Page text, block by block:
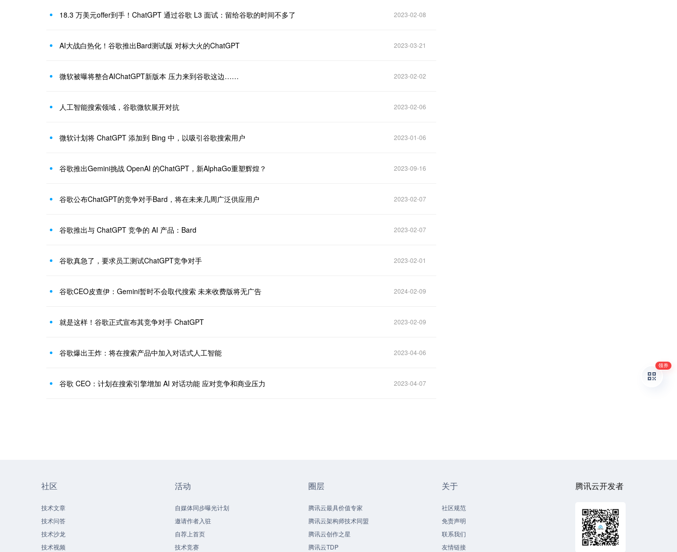
18.3 万美元offer到手！ChatGPT 通过谷歌 L3 面试：留给谷歌的时间不多了 2023-02-08
AI大战白热化！谷歌推出Bard测试版 对标大火的ChatGPT 2023-03-21
微软被曝将整合AIChatGPT新版本 压力来到谷歌这边…… 2023-02-02
人工智能搜索领域，谷歌微软展开对抗 2023-02-06
微软计划将 ChatGPT 添加到 Bing 中，以吸引谷歌搜索用户 2023-01-06
谷歌推出Gemini挑战 OpenAI 的ChatGPT，新AlphaGo重塑辉煌？ 2023-09-16
谷歌公布ChatGPT的竞争对手Bard，将在未来几周广泛供应用户 2023-02-07
谷歌推出与 ChatGPT 竞争的 AI 产品：Bard 2023-02-07
谷歌真急了，要求员工测试ChatGPT竞争对手 2023-02-01
谷歌CEO皮查伊：Gemini暂时不会取代搜索 未来收费版将无广告 2024-02-09
就是这样！谷歌正式宣布其竞争对手 ChatGPT 2023-02-09
谷歌爆出王炸：将在搜索产品中加入对话式人工智能 2023-04-06
谷歌 CEO：计划在搜索引擎增加 AI 对话功能 应对竞争和商业压力 2023-04-07
社区
技术文章
技术问答
技术沙龙
技术视频
活动
自媒体同步曝光计划
邀请作者入驻
自荐上首页
技术竞赛
圈层
腾讯云最具价值专家
腾讯云架构师技术同盟
腾讯云创作之星
腾讯云TDP
关于
社区规范
免责声明
联系我们
友情链接
腾讯云开发者
领券